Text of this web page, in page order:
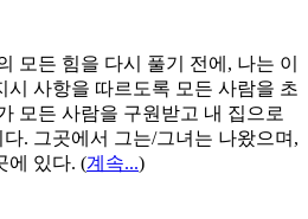
모든 힘을 다시 풀기 전에, 나는 이
시 사항을 따르도록 모든 사람을 초
모든 사람을 구원받고 내 집으로
. 그곳에서 그는/그녀는 나왔으며,
에 있다. (계속...)